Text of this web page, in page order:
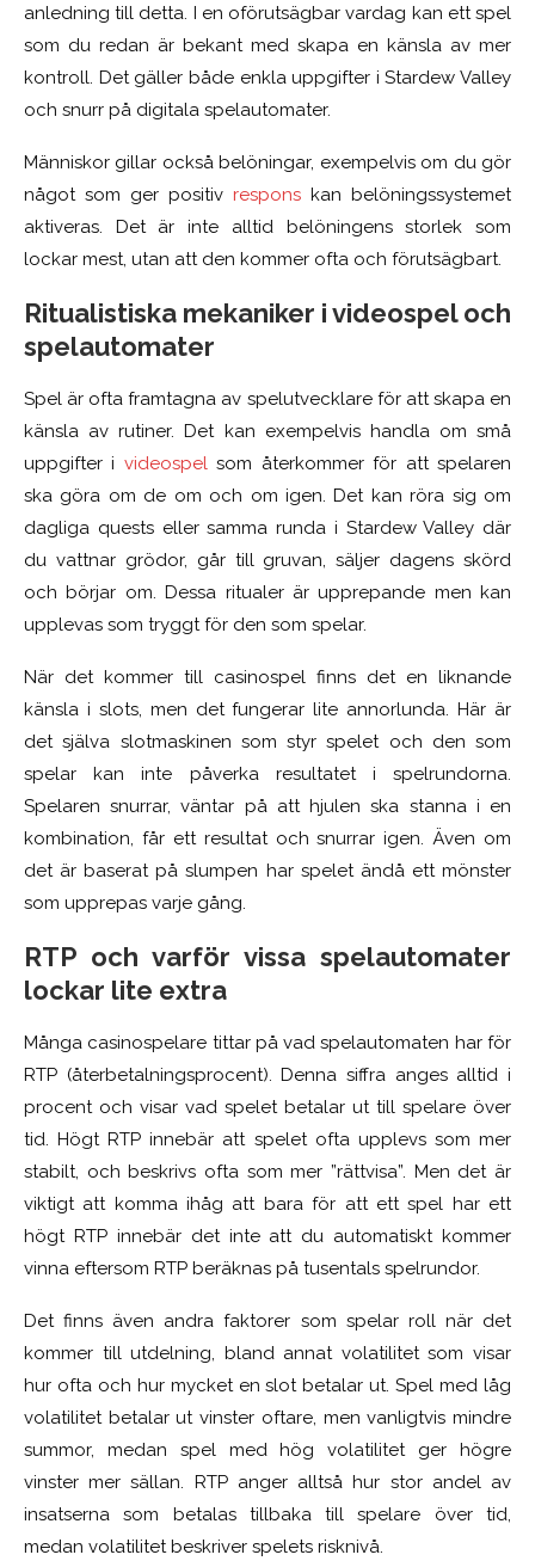
anledning till detta. I en oförutsägbar vardag kan ett spel
som du redan är bekant med skapa en känsla av mer
kontroll. Det gäller både enkla uppgifter i Stardew Valley
och snurr på digitala spelautomater.
Människor gillar också belöningar, exempelvis om du gör
något som ger positiv respons kan belöningssystemet
aktiveras. Det är inte alltid belöningens storlek som
lockar mest, utan att den kommer ofta och förutsägbart.
Ritualistiska mekaniker i videospel och
spelautomater
Spel är ofta framtagna av spelutvecklare för att skapa en
känsla av rutiner. Det kan exempelvis handla om små
uppgifter i videospelsom återkommer för att spelaren
ska göra om de om och om igen. Det kan röra sig om
dagliga quests eller samma runda i Stardew Valley där
du vattnar grödor, går till gruvan, säljer dagens skörd
och börjar om. Dessa ritualer är upprepande men kan
upplevas som tryggt för den som spelar.
När det kommer till casinospel finns det en liknande
känsla i slots, men det fungerar lite annorlunda. Här är
det själva slotmaskinen som styr spelet och den som
spelar kan inte påverka resultatet i spelrundorna.
Spelaren snurrar, väntar på att hjulen ska stanna i en
kombination, får ett resultat och snurrar igen. Även om
det är baserat på slumpen har spelet ändå ett mönster
som upprepas varje gång.
RTP och varför vissa spelautomater
lockar lite extra
Många casinospelare tittar på vad spelautomaten har för
RTP (återbetalningsprocent). Denna siffra anges alltid i
procent och visar vad spelet betalar ut till spelare över
tid. Högt RTP innebär att spelet ofta upplevs som mer
stabilt, och beskrivs ofta som mer ”rättvisa”. Men det är
viktigt att komma ihåg att bara för att ett spel har ett
högt RTP innebär det inte att du automatiskt kommer
vinna eftersom RTP beräknas på tusentals spelrundor.
Det finns även andra faktorer som spelar roll när det
kommer till utdelning, bland annat volatilitet som visar
hur ofta och hur mycket en slot betalar ut. Spel med låg
volatilitet betalar ut vinster oftare, men vanligtvis mindre
summor, medan spel med hög volatilitet ger högre
vinster mer sällan. RTP anger alltså hur stor andel av
insatserna som betalas tillbaka till spelare över tid,
medan volatilitet beskriver spelets risknivå.